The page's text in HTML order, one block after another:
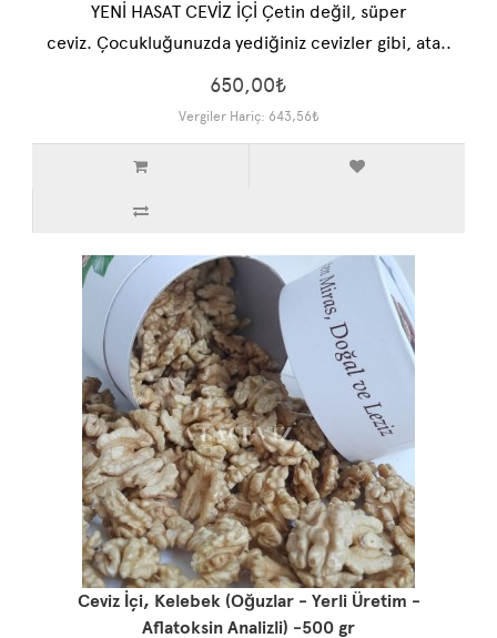
YENİ HASAT CEVİZ İÇİ Çetin değil, süper
ceviz. Çocukluğunuzda yediğiniz cevizler gibi, ata..
650,00₺
Vergiler Hariç: 643,56₺
Ceviz İçi, Kelebek (Oğuzlar - Yerli Üretim -
Aflatoksin Analizli) -500 gr